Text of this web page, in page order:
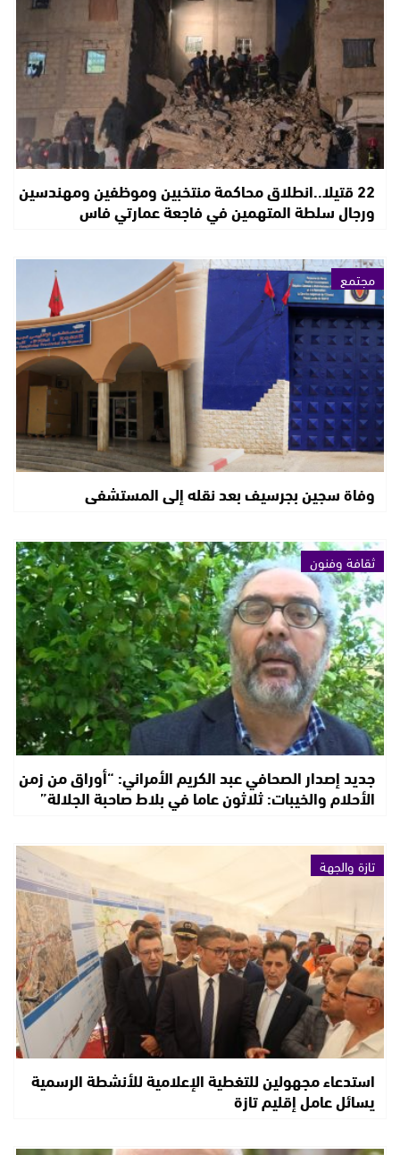
22 قتيلا..انطلاق محاكمة منتخبين وموظفين ومهندسين
ورجال سلطة المتهمين في فاجعة عمارتي فاس
مجتمع
وفاة سجين بجرسيف بعد نقله إلى المستشفى
ثقافة وفنون
جديد إصدار الصحافي عبد الكريم الأمراني: “أوراق من زمن
الأحلام والخيبات: ثلاثون عاما في بلاط صاحبة الجلالة”
تازة والجهة
استدعاء مجهولين للتغطية الإعلامية للأنشطة الرسمية
يسائل عامل إقليم تازة